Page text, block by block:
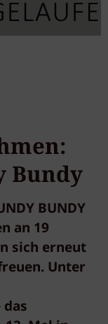
Bundy
BUNDY
an 19
sich erneut
Unter